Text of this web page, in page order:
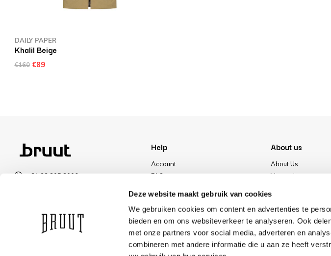
Deze website maakt gebruik van cookies
We gebruiken cookies om content en advertenties te
bieden en om ons websiteverkeer te analyseren. Ook
met onze partners voor social media, adverteren en
combineren met andere informatie die u aan ze heeft
DAILY PAPER
Khalil Beige
€160 €89
+31 23 205 2006
VIEW OPENING HOURS
Help
Account
FAQ
Payment Methods
Shipping
Discount
About us
About Us
Vacancies
Our store